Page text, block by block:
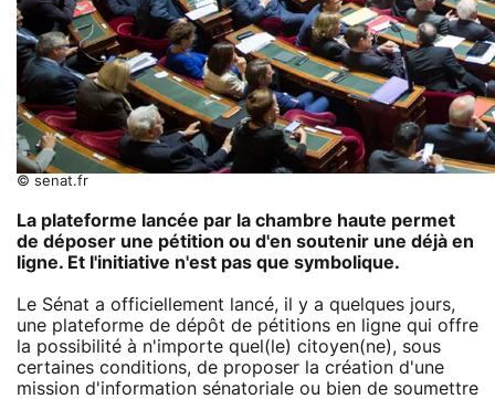
© senat.fr
La plateforme lancée par la chambre haute permet
de déposer une pétition ou d'en soutenir une déjà en
ligne. Et l'initiative n'est pas que symbolique.
Le Sénat a officiellement lancé, il y a quelques jours,
une plateforme de dépôt de pétitions en ligne qui offre
la possibilité à n'importe quel(le) citoyen(ne), sous
certaines conditions, de proposer la création d'une
mission d'information sénatoriale ou bien de soumettre